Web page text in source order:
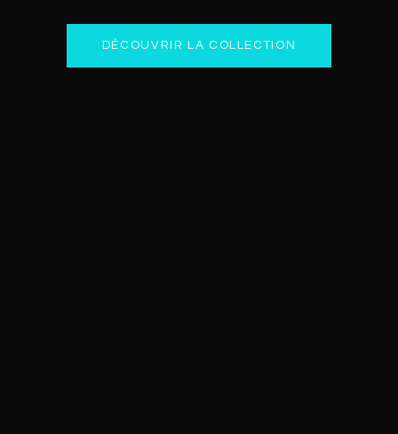
DÉCOUVRIR LA COLLECTION